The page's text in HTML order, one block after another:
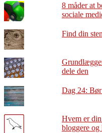
8 måder at
sociale
Find din
dele den
Dag 24:
Hvem er
bloggere